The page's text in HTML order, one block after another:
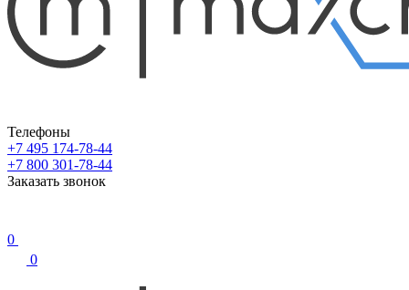
Телефоны
+7 495 174-78-44
+7 800 301-78-44
Заказать звонок
0
0